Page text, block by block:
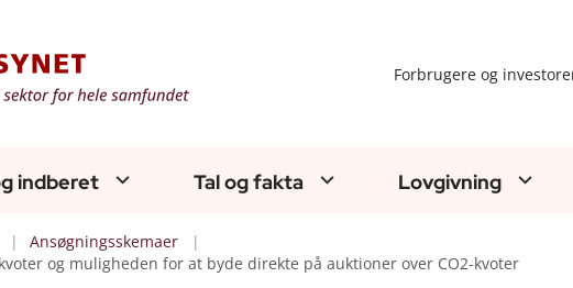
Forbrugere og
indberet Tal og fakta Lovgivning
Ansøgningsskemaer
og muligheden for at byde direkte på auktioner over CO2-kvoter